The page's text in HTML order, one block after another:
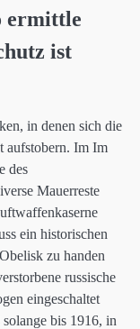
ermittle
ist
in denen sich die
aufstobern. Im Im
des
Mauerreste
ein historischen
zu handen
russische
eingeschaltet
bis 1916, in